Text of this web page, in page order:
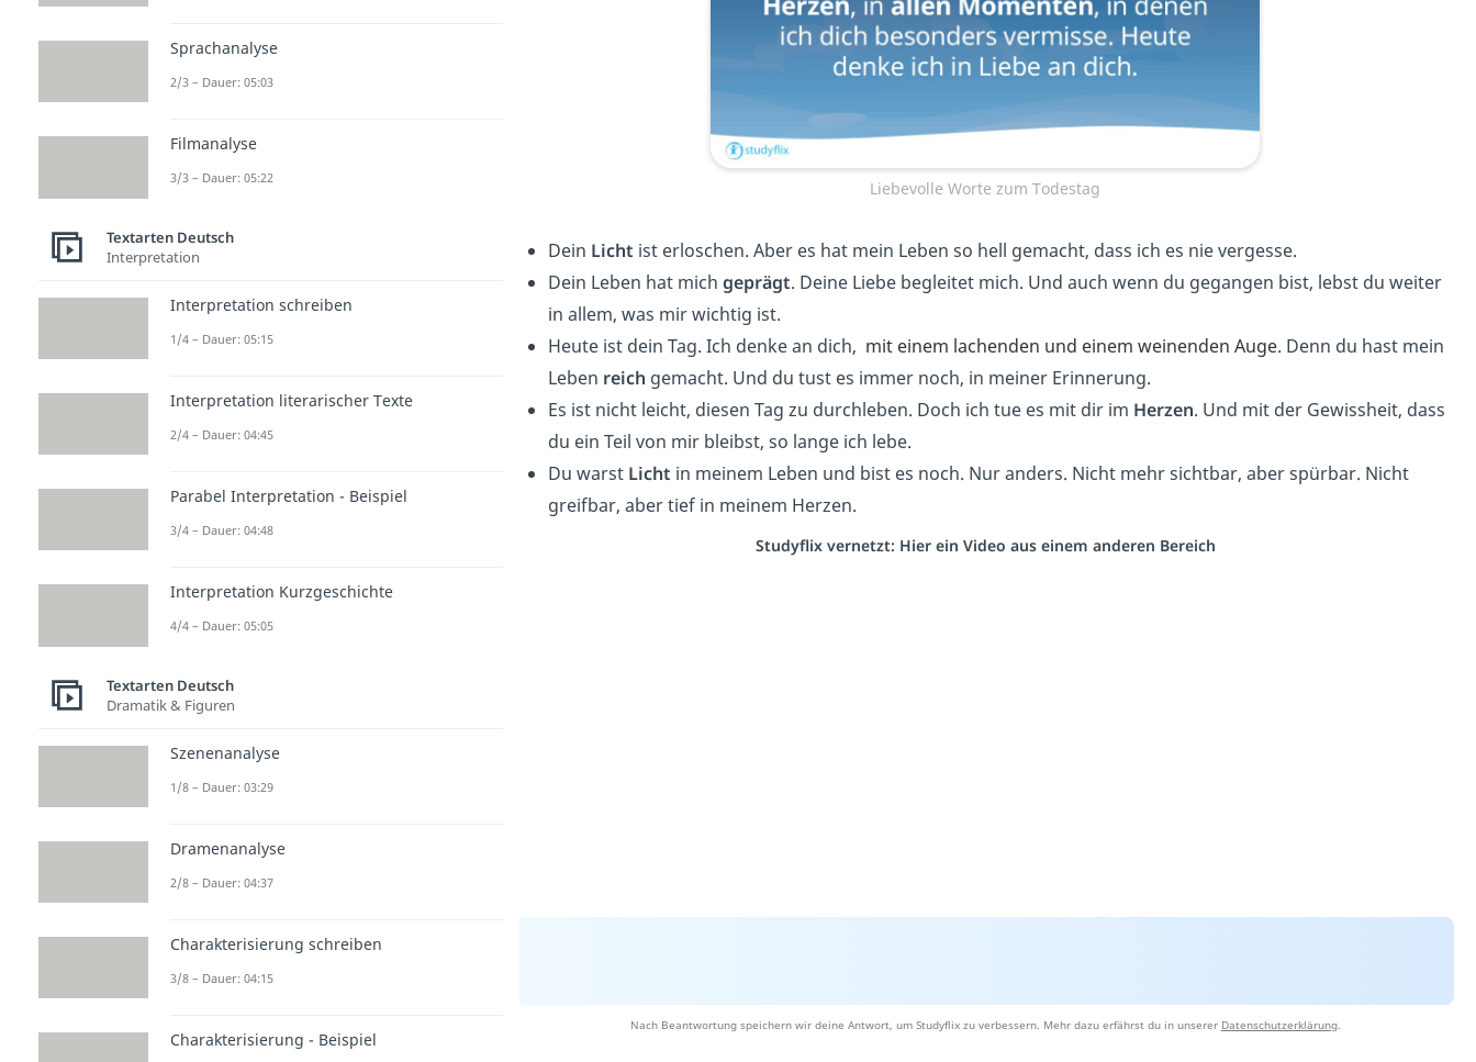
Liebevolle Worte zum Todestag
Dein Licht ist erloschen. Aber es hat mein Leben so hell gemacht, dass ich es nie vergesse.
Dein Leben hat mich geprägt. Deine Liebe begleitet mich. Und auch wenn du gegangen bist, lebst du weiter
in allem, was mir wichtig ist.
Heute ist dein Tag. Ich denke an dich, mit einem lachenden und einem weinenden Auge. Denn du hast mein
Leben reich gemacht. Und du tust es immer noch, in meiner Erinnerung.
Es ist nicht leicht, diesen Tag zu durchleben. Doch ich tue es mit dir im Herzen. Und mit der Gewissheit, dass
du ein Teil von mir bleibst, so lange ich lebe.
Du warst Licht in meinem Leben und bist es noch. Nur anders. Nicht mehr sichtbar, aber spürbar. Nicht
greifbar, aber tief in meinem Herzen.
Studyflix vernetzt: Hier ein Video aus einem anderen Bereich
Nach Beantwortung speichern wir deine Antwort, um Studyflix zu verbessern. Mehr dazu erfährst du in unserer Datenschutzerklärung.
Sprachanalyse
2/3 – Dauer: 05:03
Filmanalyse
3/3 – Dauer: 05:22
Textarten Deutsch
Interpretation
Interpretation schreiben
1/4 – Dauer: 05:15
Interpretation literarischer Texte
2/4 – Dauer: 04:45
Parabel Interpretation - Beispiel
3/4 – Dauer: 04:48
Interpretation Kurzgeschichte
4/4 – Dauer: 05:05
Textarten Deutsch
Dramatik & Figuren
Szenenanalyse
1/8 – Dauer: 03:29
Dramenanalyse
2/8 – Dauer: 04:37
Charakterisierung schreiben
3/8 – Dauer: 04:15
Charakterisierung - Beispiel